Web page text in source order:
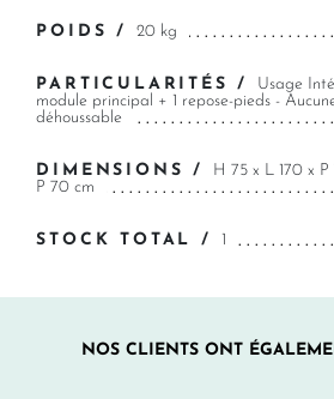
POIDS / 20 kg
PARTICULARITÉS / Usage
module principal + 1 repose-pieds -
déhoussable
DIMENSIONS / H 75 x L 170 x
P 70 cm
STOCK TOTAL / 1
NOS CLIENTS ONT